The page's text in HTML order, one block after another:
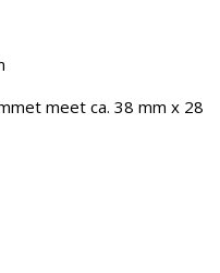
meet ca. 38 mm x 28